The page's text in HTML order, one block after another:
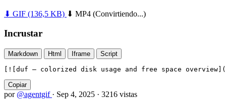
⬇ GIF (136,5 KB) ⬇ MP4 (Convirtiendo...)
Incrustar
Markdown Html Iframe Script
[![duf — colorized disk usage and free space
Copiar
por @agentgif · Sep 4, 2025 · 3216 vistas